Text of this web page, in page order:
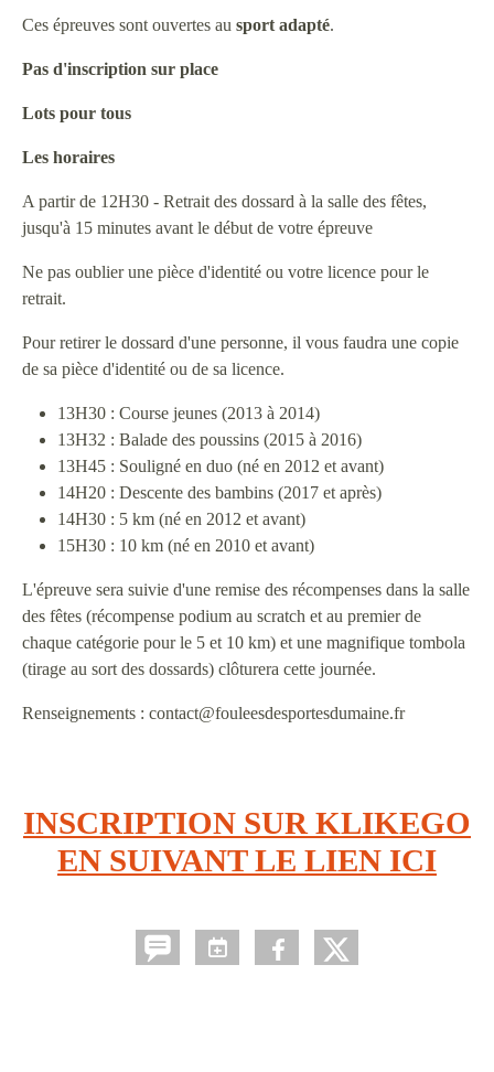
Ces épreuves sont ouvertes au sport adapté.
Pas d'inscription sur place
Lots pour tous
Les horaires
A partir de 12H30 - Retrait des dossard à la salle des fêtes,
jusqu'à 15 minutes avant le début de votre épreuve
Ne pas oublier une pièce d'identité ou votre licence pour le
retrait.
Pour retirer le dossard d'une personne, il vous faudra une copie
de sa pièce d'identité ou de sa licence.
13H30 : Course jeunes (2013 à 2014)
13H32 : Balade des poussins (2015 à 2016)
13H45 : Souligné en duo (né en 2012 et avant)
14H20 : Descente des bambins (2017 et après)
14H30 : 5 km (né en 2012 et avant)
15H30 : 10 km (né en 2010 et avant)
L'épreuve sera suivie d'une remise des récompenses dans la salle
des fêtes (récompense podium au scratch et au premier de
chaque catégorie pour le 5 et 10 km) et une magnifique tombola
(tirage au sort des dossards) clôturera cette journée.
Renseignements : contact@fouleesdesportesdumaine.fr
INSCRIPTION SUR KLIKEGO
EN SUIVANT LE LIEN ICI